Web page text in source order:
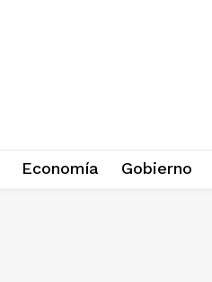
Economía Gobierno